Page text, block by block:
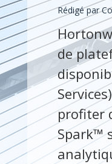
Rédigé par
de
profiter
Spark™